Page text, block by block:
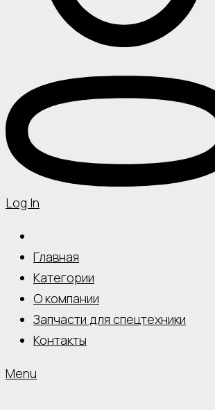
Log In
Главная
Категории
О компании
Запчасти для спецтехники
Контакты
Menu